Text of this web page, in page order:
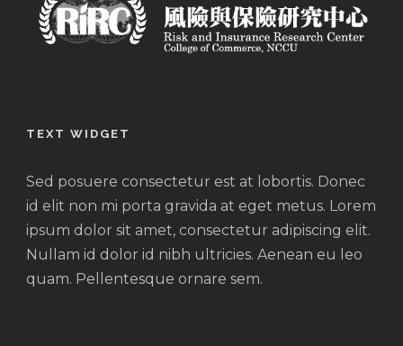
TEXT WIDGET
Sed posuere consectetur est at lobortis. Donec
id elit non mi porta gravida at eget metus. Lorem
ipsum dolor sit amet, consectetur adipiscing elit.
Nullam id dolor id nibh ultricies. Aenean eu leo
quam. Pellentesque ornare sem.